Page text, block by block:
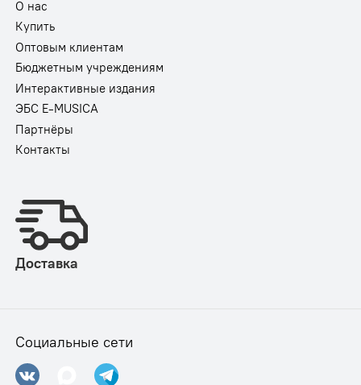
О нас
Купить
Оптовым клиентам
Бюджетным учреждениям
Интерактивные издания
ЭБС E-MUSICA
Партнёры
Контакты
Доставка
Социальные сети